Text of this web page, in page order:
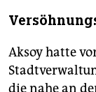
Aksoy hatte
die nahe an